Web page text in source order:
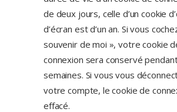
de deux jours, celle d’un cookie
d’écran est d’un an. Si vous
souvenir de moi », votre cookie
connexion sera conservé
semaines. Si vous vous
votre compte, le cookie de
effacé.